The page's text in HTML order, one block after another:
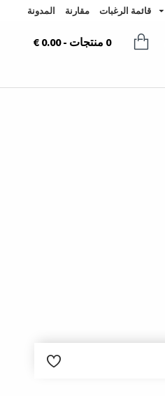
قائمة الرغبات مقارنة المدونة
0 منتجات - 0.00 €